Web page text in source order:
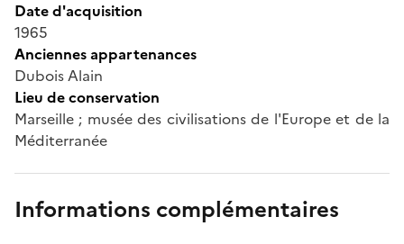
Date d'acquisition
1965
Anciennes appartenances
Dubois Alain
Lieu de conservation
Marseille ; musée des civilisations de l'Europe et de la
Méditerranée
Informations complémentaires